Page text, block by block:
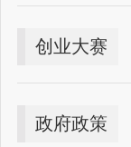
创业大赛
政府政策